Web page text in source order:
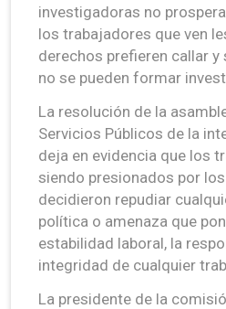
investigadoras no
los trabajadores que ven
derechos prefieren callar y
no se pueden formar
La resolución de la
Servicios Públicos de la
deja en evidencia que los
siendo presionados por
decidieron repudiar
política o amenaza que
estabilidad laboral, la
integridad de cualquier
La presidente de la